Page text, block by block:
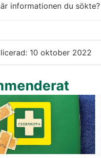
informationen du sökte?
10 oktober 2022